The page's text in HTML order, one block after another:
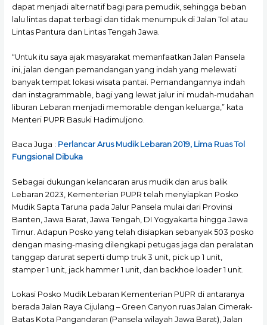
dapat menjadi alternatif bagi para pemudik, sehingga beban
lalu lintas dapat terbagi dan tidak menumpuk di Jalan Tol atau
Lintas Pantura dan Lintas Tengah Jawa.
“Untuk itu saya ajak masyarakat memanfaatkan Jalan Pansela
ini, jalan dengan pemandangan yang indah yang melewati
banyak tempat lokasi wisata pantai. Pemandangannya indah
dan instagrammable, bagi yang lewat jalur ini mudah-mudahan
liburan Lebaran menjadi memorable dengan keluarga,” kata
Menteri PUPR Basuki Hadimuljono.
Baca Juga : Perlancar Arus Mudik Lebaran 2019, Lima Ruas Tol
Fungsional Dibuka
Sebagai dukungan kelancaran arus mudik dan arus balik
Lebaran 2023, Kementerian PUPR telah menyiapkan Posko
Mudik Sapta Taruna pada Jalur Pansela mulai dari Provinsi
Banten, Jawa Barat, Jawa Tengah, DI Yogyakarta hingga Jawa
Timur. Adapun Posko yang telah disiapkan sebanyak 503 posko
dengan masing-masing dilengkapi petugas jaga dan peralatan
tanggap darurat seperti dump truk 3 unit, pick up 1 unit,
stamper 1 unit, jack hammer 1 unit, dan backhoe loader 1 unit.
Lokasi Posko Mudik Lebaran Kementerian PUPR di antaranya
berada Jalan Raya Cijulang – Green Canyon ruas Jalan Cimerak-
Batas Kota Pangandaran (Pansela wilayah Jawa Barat), Jalan